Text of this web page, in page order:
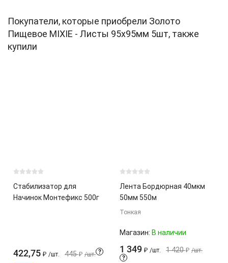
Покупатели, которые приобрели Золото
Пищевое MIXIE - Листы 95х95мм 5шт, также
купили
Стабилизатор для
Начинок Монтефикс 500г
422,75 ₽ /шт. 445 ₽ /шт. ?
Лента Бордюрная 40мкм
50мм 550м
Тонкая
Магазин: В наличии
1 349 ₽ /шт. 1 420 ₽ /шт.
?